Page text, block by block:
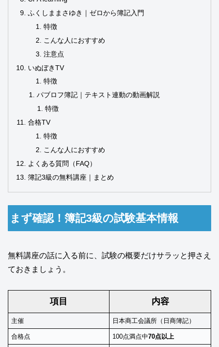
ふくしままさゆき｜ゼロから簿記入門
特徴
こんな人におすすめ
注意点
いぬぼきTV
特徴
パブロフ簿記｜テキスト連動の動画解説
特徴
合格TV
特徴
こんな人におすすめ
よくある質問（FAQ）
簿記3級の無料講座｜まとめ
まず確認！簿記3級の試験基本情報
無料講座の話に入る前に、試験の概要だけサラッと押さえ
ておきましょう。
項目 内容
主催 日本商工会議所（日商簿記）
合格点 100点満点中70点以上